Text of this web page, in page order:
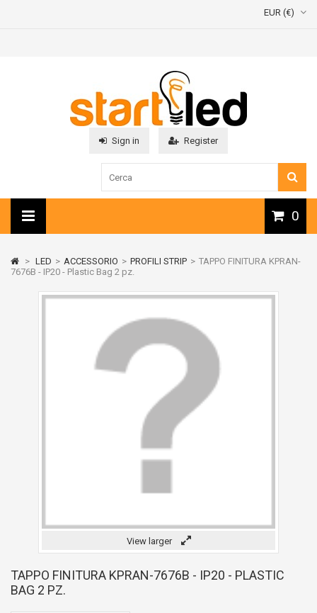
EUR (€)
Sign in Register
0
> LED > ACCESSORIO > PROFILI STRIP > TAPPO FINITURA KPRAN-
7676B - IP20 - Plastic Bag 2 pz.
View larger
TAPPO FINITURA KPRAN-7676B - IP20 - PLASTIC
BAG 2 PZ.